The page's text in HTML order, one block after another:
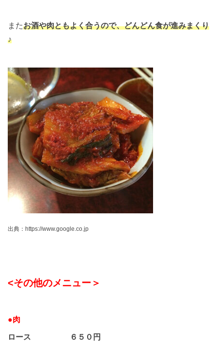
またお酒や肉ともよく合うので、どんどん食が進みまくり
♪
出典：https://www.google.co.jp
<その他のメニュー＞
●肉
ロース ６５０円